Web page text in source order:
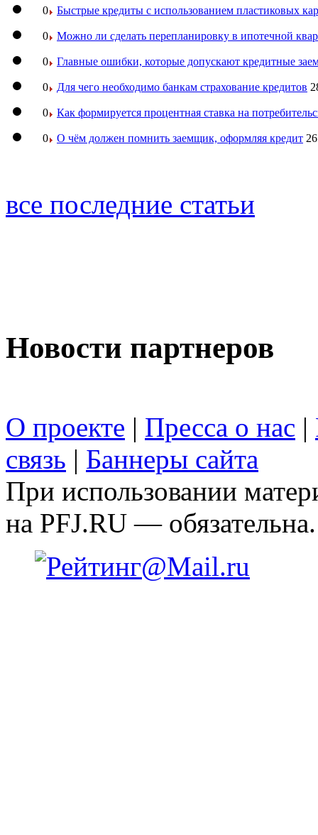
0 Быстрые кредиты с использованием пластиковых
0 Можно ли сделать перепланировку в ипотечной
0 Главные ошибки, которые допускают кредитные
0 Для чего необходимо банкам страхование кредитов
0 Как формируется процентная ставка на
0 О чём должен помнить заемщик, оформляя кредит
все последние статьи
Новости партнеров
О проекте | Пресса о нас |
связь | Баннеры сайта
При использовании
на PFJ.RU — обязательна.